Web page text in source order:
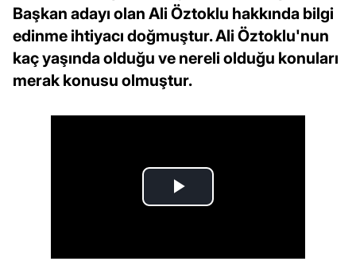
Başkan adayı olan Ali Öztoklu hakkında bilgi
edinme ihtiyacı doğmuştur. Ali Öztoklu'nun
kaç yaşında olduğu ve nereli olduğu konuları
merak konusu olmuştur.